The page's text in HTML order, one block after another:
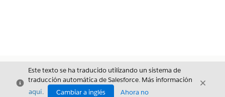
Cerrar
Este texto se ha traducido utilizando un sistema de
traducción automática de Salesforce. Más información
aquí. Cambiar a inglés Ahora no
Cerrar